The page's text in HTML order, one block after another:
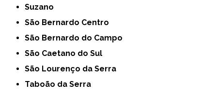
Suzano
São Bernardo Centro
São Bernardo do Campo
São Caetano do Sul
São Lourenço da Serra
Taboão da Serra